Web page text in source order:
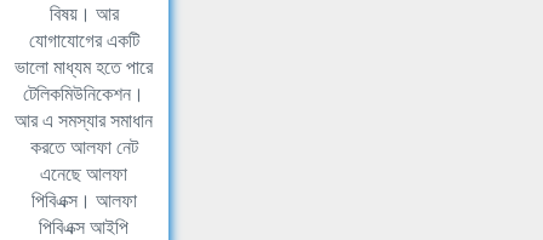
বিষয়। আর
যোগাযোগের একটি
ভালো মাধ্যম হতে পারে
টেলিকমিউনিকেশন।
আর এ সমস্যার সমাধান
করতে আলফা নেট
এনেছে আলফা
পিবিএক্স। আলফা
পিবিএক্স আইপি